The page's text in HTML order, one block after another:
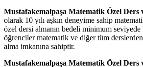
Mustafakemalpaşa Matematik Özel Ders
olarak 10 yılı aşkın deneyime sahip
özel dersi almanın bedeli minimum
öğrenciler matematik ve diğer tüm
alma imkanına sahiptir.
Mustafakemalpaşa Matematik Özel Ders